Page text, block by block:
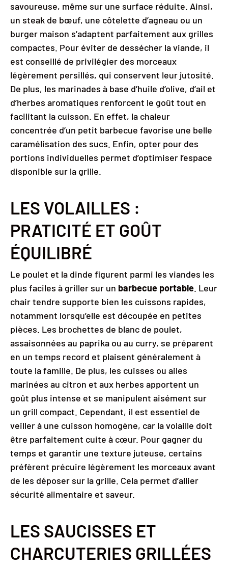
savoureuse, même sur une surface réduite. Ainsi,
un steak de bœuf, une côtelette d’agneau ou un
burger maison s’adaptent parfaitement aux grilles
compactes. Pour éviter de dessécher la viande, il
est conseillé de privilégier des morceaux
légèrement persillés, qui conservent leur jutosité.
De plus, les marinades à base d’huile d’olive, d’ail et
d’herbes aromatiques renforcent le goût tout en
facilitant la cuisson. En effet, la chaleur
concentrée d’un petit barbecue favorise une belle
caramélisation des sucs. Enfin, opter pour des
portions individuelles permet d’optimiser l’espace
disponible sur la grille.
LES VOLAILLES :
PRATICITÉ ET GOÛT
ÉQUILIBRÉ
Le poulet et la dinde figurent parmi les viandes les
plus faciles à griller sur un barbecue portable. Leur
chair tendre supporte bien les cuissons rapides,
notamment lorsqu’elle est découpée en petites
pièces. Les brochettes de blanc de poulet,
assaisonnées au paprika ou au curry, se préparent
en un temps record et plaisent généralement à
toute la famille. De plus, les cuisses ou ailes
marinées au citron et aux herbes apportent un
goût plus intense et se manipulent aisément sur
un grill compact. Cependant, il est essentiel de
veiller à une cuisson homogène, car la volaille doit
être parfaitement cuite à cœur. Pour gagner du
temps et garantir une texture juteuse, certains
préfèrent précuire légèrement les morceaux avant
de les déposer sur la grille. Cela permet d’allier
sécurité alimentaire et saveur.
LES SAUCISSES ET
CHARCUTERIES GRILLÉES